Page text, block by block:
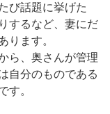
び話題に挙げた
するなど、妻にだ
ります。
ら、奥さんが管理
自分のものである
す。